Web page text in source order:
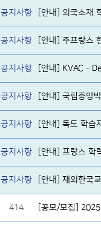
공지사항 [안내] 외국소재
공지사항 [안내] 주프랑스
공지사항 [안내] KVAC -
공지사항 [안내] 국립중앙
공지사항 [안내] 독도 학습
공지사항 [안내] 프랑스 학
공지사항 [안내] 재외한국
414 [공모/모집]